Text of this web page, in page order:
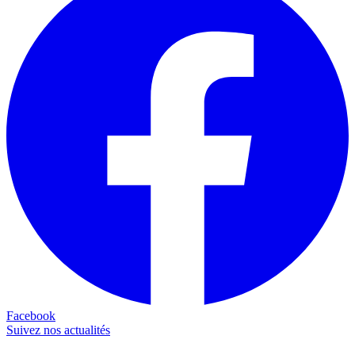
Facebook
Suivez nos actualités